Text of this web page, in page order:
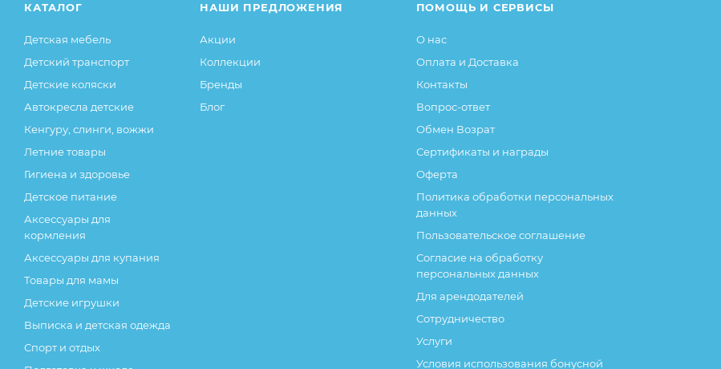
КАТАЛОГ
Детская мебель
Детский транспорт
Детские коляски
Автокресла детские
Кенгуру, слинги, вожжи
Летние товары
Гигиена и здоровье
Детское питание
Аксессуары для
кормления
Аксессуары для купания
Товары для мамы
Детские игрушки
Выписка и детская одежда
Спорт и отдых
НАШИ ПРЕДЛОЖЕНИЯ
Акции
Коллекции
Бренды
Блог
ПОМОЩЬ И СЕРВИСЫ
О нас
Оплата и Доставка
Контакты
Вопрос-ответ
Обмен Возрат
Сертификаты и награды
Оферта
Политика обработки персональных
данных
Пользовательское соглашение
Согласие на обработку
персональных данных
Для арендодателей
Сотрудничество
Услуги
Условия использования бонусной